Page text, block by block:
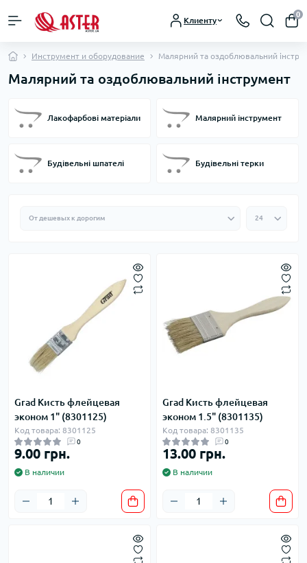
Клиенту
0
Инструмент и оборудование Малярний та оздоблювальний
Малярний та оздоблювальний інструмент
Лакофарбові матеріали Малярний інструмент
Будівельні шпателі Будівельні терки
Grad Кисть флейцевая
эконом 1" (8301125)
Код товара: 8301125
0
9.00 грн.
В наличии
Grad Кисть флейцевая
эконом 1.5" (8301135)
Код товара: 8301135
0
13.00 грн.
В наличии